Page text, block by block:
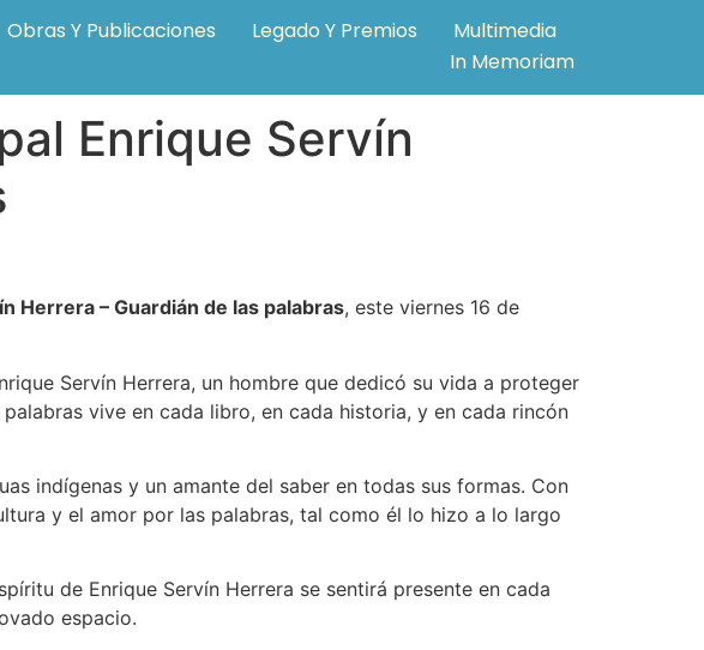
Obras Y Publicaciones Legado Y Premios
Multimedia
In Memoriam
Enrique Servín
Herrera – Guardián de las palabras, este viernes 16 de
Servín Herrera, un hombre que dedicó su vida a proteger
vive en cada libro, en cada historia, y en cada rincón
indígenas y un amante del saber en todas sus formas. Con
y el amor por las palabras, tal como él lo hizo a lo largo
de Enrique Servín Herrera se sentirá presente en cada
espacio.